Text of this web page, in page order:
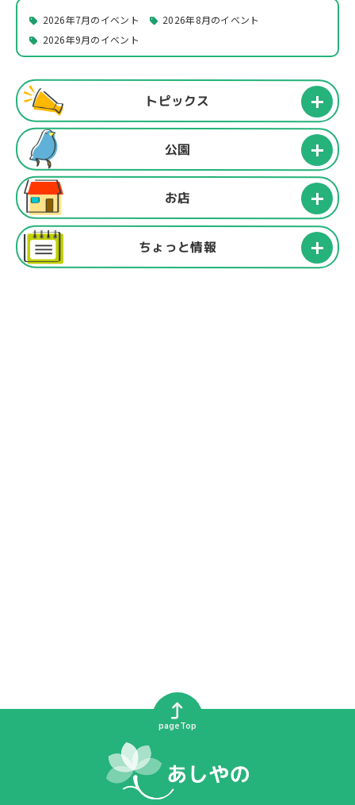
2026年7月のイベント
2026年8月のイベント
2026年9月のイベント
トピックス
公園
お店
ちょっと情報
pageTop